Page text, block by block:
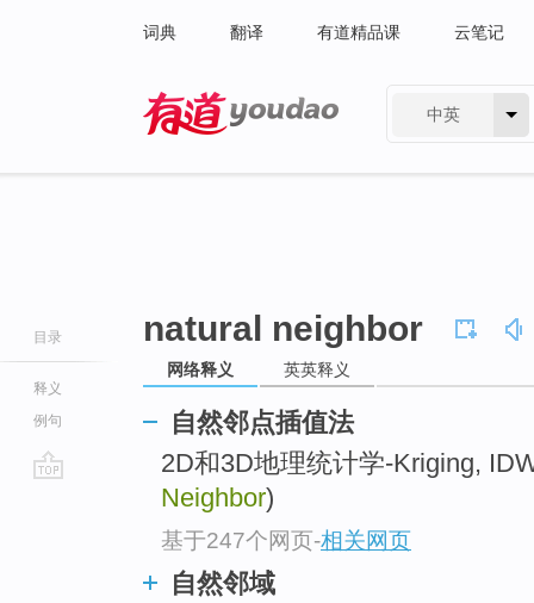
词典 翻译 有道精品课 云笔记
中英
目录
释义
例句
natural neighbor
网络释义 英英释义
自然邻点插值法
2D和3D地理统计学-Kriging,
Neighbor)
基于247个网页-相关网页
自然邻域